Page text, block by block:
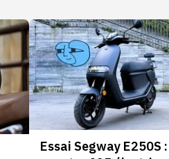
Essai Segway E250S